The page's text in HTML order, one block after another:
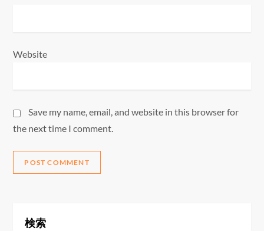
Website
Save my name, email, and website in this browser for
the next time I comment.
検索